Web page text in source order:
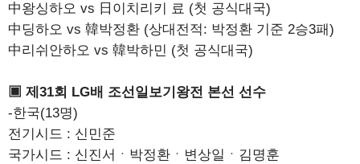
中왕싱하오 vs 日이치리키 료 (첫 공식대국)
中딩하오 vs 韓박정환 (상대전적: 박정환 기준 2승3패)
中리쉬안하오 vs 韓박하민 (첫 공식대국)
▣ 제31회 LG배 조선일보기왕전 본선 선수
-한국(13명)
전기시드 : 신민준
국가시드 : 신진서ㆍ박정환ㆍ변상일ㆍ김명훈